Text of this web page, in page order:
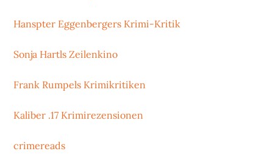
Hanspter Eggenbergers Krimi-Kritik
Sonja Hartls Zeilenkino
Frank Rumpels Krimikritiken
Kaliber .17 Krimirezensionen
crimereads